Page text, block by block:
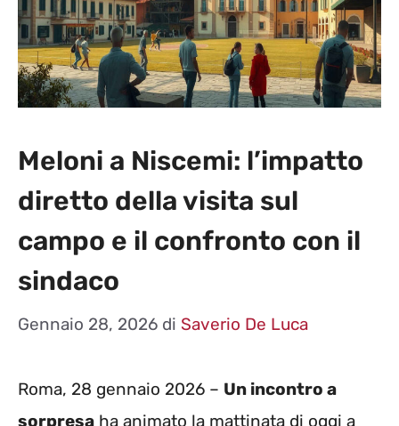
Meloni a Niscemi: l’impatto
diretto della visita sul
campo e il confronto con il
sindaco
Gennaio 28, 2026 di Saverio De Luca
Roma, 28 gennaio 2026 – Un incontro a
sorpresa ha animato la mattinata di oggi a